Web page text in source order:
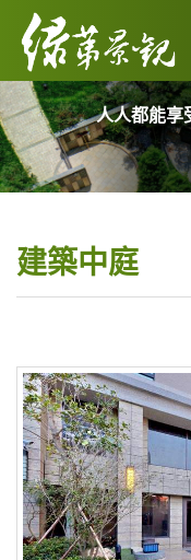
人人都能享
建築中庭